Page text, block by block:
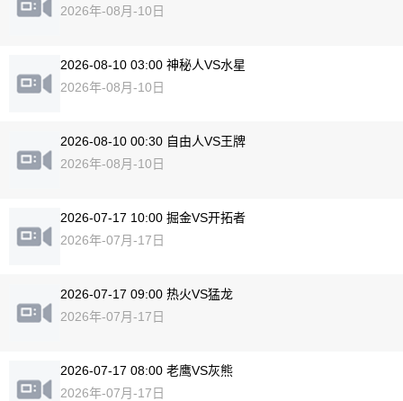
2026年-08月-10日
2026-08-10 03:00 神秘人VS水星
2026年-08月-10日
2026-08-10 00:30 自由人VS王牌
2026年-08月-10日
2026-07-17 10:00 掘金VS开拓者
2026年-07月-17日
2026-07-17 09:00 热火VS猛龙
2026年-07月-17日
2026-07-17 08:00 老鹰VS灰熊
2026年-07月-17日